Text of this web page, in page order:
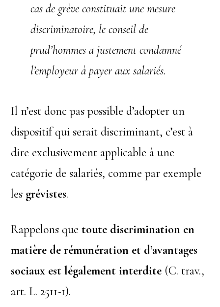
cas de grève constituait une mesure
discriminatoire, le conseil de
prud’hommes a justement condamné
l’employeur à payer aux salariés.
Il n’est donc pas possible d’adopter un
dispositif qui serait discriminant, c’est à
dire exclusivement applicable à une
catégorie de salariés, comme par exemple
les grévistes.
Rappelons quetoute discrimination en
matière de rémunération et d’avantages
sociaux est légalement interdite (C. trav.,
art. L. 2511-1).